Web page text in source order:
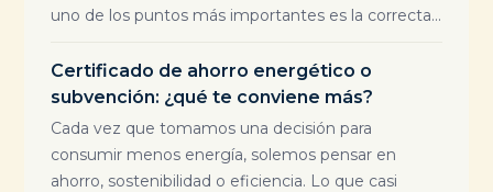
uno de los puntos más importantes es la correcta...
Certificado de ahorro energético o
subvención: ¿qué te conviene más?
Cada vez que tomamos una decisión para
consumir menos energía, solemos pensar en
ahorro, sostenibilidad o eficiencia. Lo que casi